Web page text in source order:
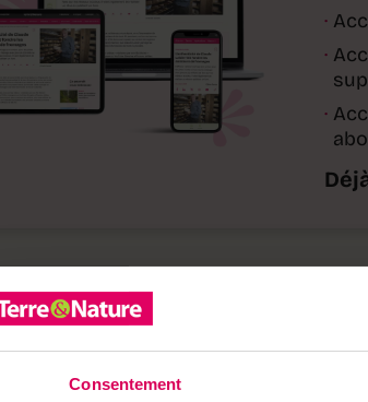
Consentement
·
·
·